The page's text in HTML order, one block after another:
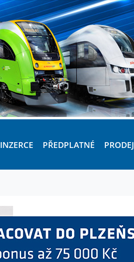
INZERCE PŘEDPLATNÉ PRODEJ